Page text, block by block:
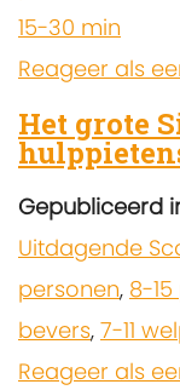
15-30 min
Reageer als
Het grote
Gepubliceerd
Uitdagende
personen, 8-
bevers, 7-11
Reageer als